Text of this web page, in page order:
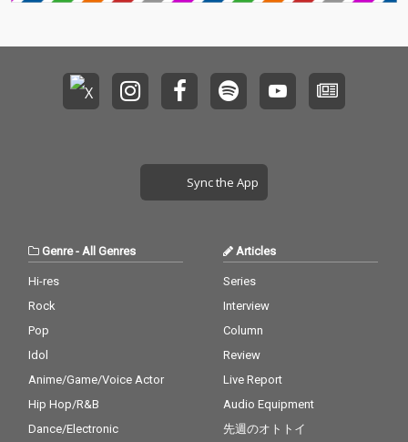
Sync the App
Genre-All Genres
Hi-res
Rock
Pop
Idol
Anime/Game/Voice Actor
Hip Hop/R&B
Dance/Electronic
Articles
Series
Interview
Column
Review
Live Report
Audio Equipment
先週のオトトイ